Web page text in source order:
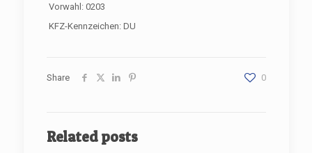
Vorwahl: 0203
KFZ-Kennzeichen: DU
Share 0
Related posts